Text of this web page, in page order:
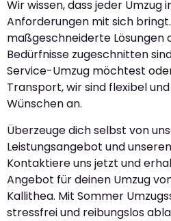
Wir wissen, dass jeder Umzug
Anforderungen mit sich
maßgeschneiderte Lösungen
Bedürfnisse zugeschnitten
Service-Umzug möchtest
Transport, wir sind flexibel
Wünschen an.
Überzeuge dich selbst von
Leistungsangebot und
Kontaktiere uns jetzt und
Angebot für deinen Umzug
Kallithea. Mit Sommer
stressfrei und reibungslos